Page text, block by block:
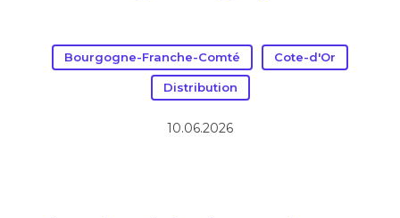
Bourgogne-Franche-Comté Cote-d'Or
Distribution
10.06.2026